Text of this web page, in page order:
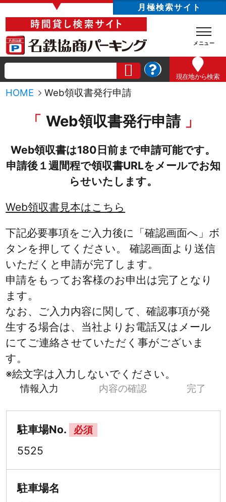
▼ 月極検索サイト
現在地から検索
HOME Web領収書発行申請
Web領収書発行申請
Web領収書は180日前まで申請可能です。
申請後１週間程で領収書URLをメールでお知
らせいたします。
Web領収書見本はこちら
下記必要事項をご入力後に「確認画面へ」ボ
タンを押してください。 確認画面より送信
いただくと申請が完了します。
申請をもってお客様のお申出は完了となり
ます。
なお、ご入力内容に関して、確認事項が発
生する場合は、当社よりお電話又はメール
にてご連絡させていただく事がございま
す。
※絵文字は入力しないでください。
情報入力 内容の確認 完了
駐車場No. 必須
5525
駐車場名